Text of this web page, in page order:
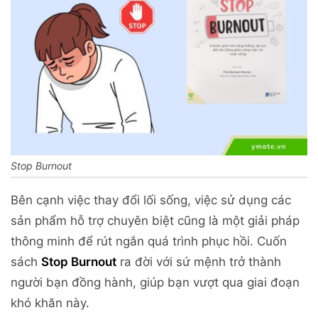
Stop Burnout
Bên cạnh việc thay đổi lối sống, việc sử dụng các
sản phẩm hỗ trợ chuyên biệt cũng là một giải pháp
thông minh để rút ngắn quá trình phục hồi. Cuốn
sách Stop Burnout ra đời với sứ mệnh trở thành
người bạn đồng hành, giúp bạn vượt qua giai đoạn
khó khăn này.